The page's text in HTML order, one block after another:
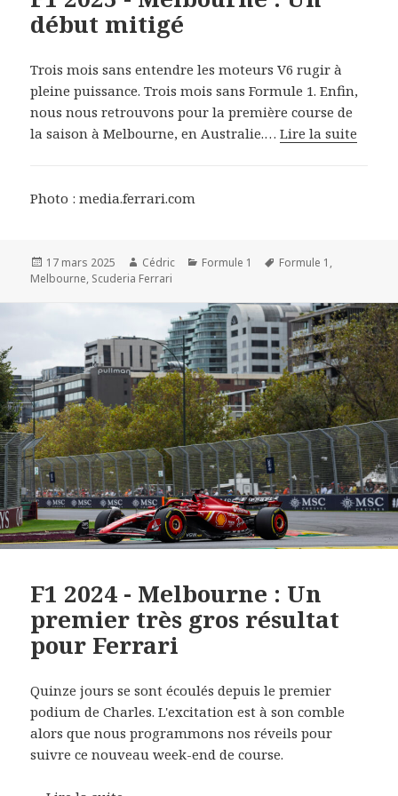
début mitigé
Trois mois sans entendre les moteurs V6 rugir à
pleine puissance. Trois mois sans Formule 1. Enfin,
nous nous retrouvons pour la première course de
la saison à Melbourne, en Australie.…Lire la suite
Photo : media.ferrari.com
Publié
le
17 mars 2025 Auteur
Cédric Catégories
Formule 1
Mots-
Formule 1 ,
Melbourne, Scuderia Ferrari
F1 2024 - Melbourne : Un
premier très gros résultat
pour Ferrari
Quinze jours se sont écoulés depuis le premier
podium de Charles. L'excitation est à son comble
alors que nous programmons nos réveils pour
suivre ce nouveau week-end de course.